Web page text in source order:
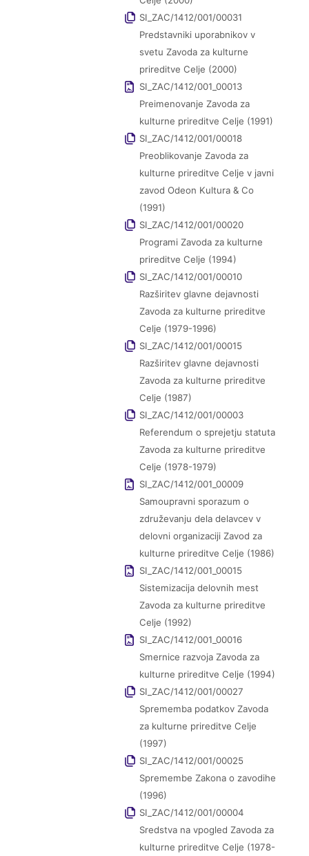
SI_ZAC/1412/001/00031
Predstavniki uporabnikov v
svetu Zavoda za kulturne
prireditve Celje (2000)
SI_ZAC/1412/001_00013
Preimenovanje Zavoda za
kulturne prireditve Celje (1991)
SI_ZAC/1412/001/00018
Preoblikovanje Zavoda za
kulturne prireditve Celje v javni
zavod Odeon Kultura & Co
(1991)
SI_ZAC/1412/001/00020
Programi Zavoda za kulturne
prireditve Celje (1994)
SI_ZAC/1412/001/00010
Razširitev glavne dejavnosti
Zavoda za kulturne prireditve
Celje (1979-1996)
SI_ZAC/1412/001/00015
Razširitev glavne dejavnosti
Zavoda za kulturne prireditve
Celje (1987)
SI_ZAC/1412/001/00003
Referendum o sprejetju statuta
Zavoda za kulturne prireditve
Celje (1978-1979)
SI_ZAC/1412/001_00009
Samoupravni sporazum o
združevanju dela delavcev v
delovni organizaciji Zavod za
kulturne prireditve Celje (1986)
SI_ZAC/1412/001_00015
Sistemizacija delovnih mest
Zavoda za kulturne prireditve
Celje (1992)
SI_ZAC/1412/001_00016
Smernice razvoja Zavoda za
kulturne prireditve Celje (1994)
SI_ZAC/1412/001/00027
Sprememba podatkov Zavoda
za kulturne prireditve Celje
(1997)
SI_ZAC/1412/001/00025
Spremembe Zakona o zavodihe
(1996)
SI_ZAC/1412/001/00004
Sredstva na vpogled Zavoda za
kulturne prireditve Celje (1978-